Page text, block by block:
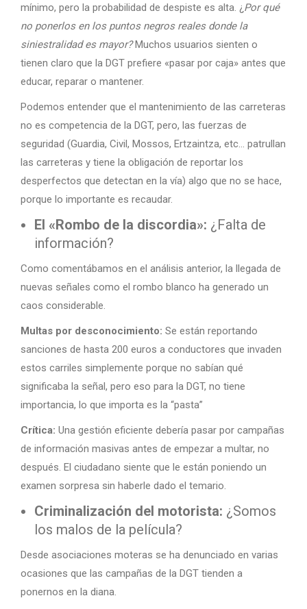
mínimo, pero la probabilidad de despiste es alta. ¿ Por qué
no ponerlos en los puntos negros reales donde la
siniestralidad es mayor?Muchos usuarios sienten o
tienen claro que la DGT prefiere «pasar por caja» antes que
educar, reparar o mantener.
Podemos entender que el mantenimiento de las carreteras
no es competencia de la DGT, pero, las fuerzas de
seguridad (Guardia, Civil, Mossos, Ertzaintza, etc… patrullan
las carreteras y tiene la obligación de reportar los
desperfectos que detectan en la vía) algo que no se hace,
porque lo importante es recaudar.
El «Rombo de la discordia»: ¿Falta de
información?
Como comentábamos en el análisis anterior, la llegada de
nuevas señales como el rombo blanco ha generado un
caos considerable.
Multas por desconocimiento: Se están reportando
sanciones de hasta 200 euros a conductores que invaden
estos carriles simplemente porque no sabían qué
significaba la señal, pero eso para la DGT, no tiene
importancia, lo que importa es la “pasta”
Crítica: Una gestión eficiente debería pasar por campañas
de información masivas antes de empezar a multar, no
después. El ciudadano siente que le están poniendo un
examen sorpresa sin haberle dado el temario.
Criminalización del motorista: ¿Somos
los malos de la película?
Desde asociaciones moteras se ha denunciado en varias
ocasiones que las campañas de la DGT tienden a
ponernos en la diana.